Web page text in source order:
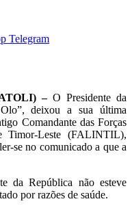
Telegram
–O Presidente da
deixou a sua última
Comandante das Forças
Timor-Leste (FALINTIL),
se no comunicado a que a
da República não esteve
por razões de saúde.